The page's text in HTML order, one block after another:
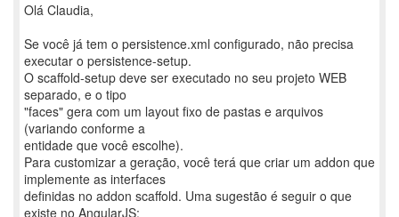
Olá Claudia,
Se você já tem o persistence.xml configurado, não precisa
executar o persistence-setup.
O scaffold-setup deve ser executado no seu projeto WEB
separado, e o tipo
"faces" gera com um layout fixo de pastas e arquivos
(variando conforme a
entidade que você escolhe).
Para customizar a geração, você terá que criar um addon que
implemente as interfaces
definidas no addon scaffold. Uma sugestão é seguir o que